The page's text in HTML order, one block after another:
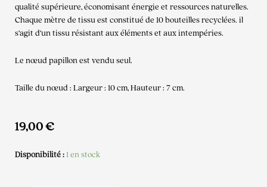
qualité supérieure, économisant énergie et ressources naturelles.
Chaque mètre de tissu est constitué de 10 bouteilles recyclées. il
s’agit d’un tissu résistant aux éléments et aux intempéries.
Le nœud papillon est vendu seul.
Taille du nœud : Largeur : 10 cm, Hauteur : 7 cm.
19,00€
Disponibilité :1 en stock